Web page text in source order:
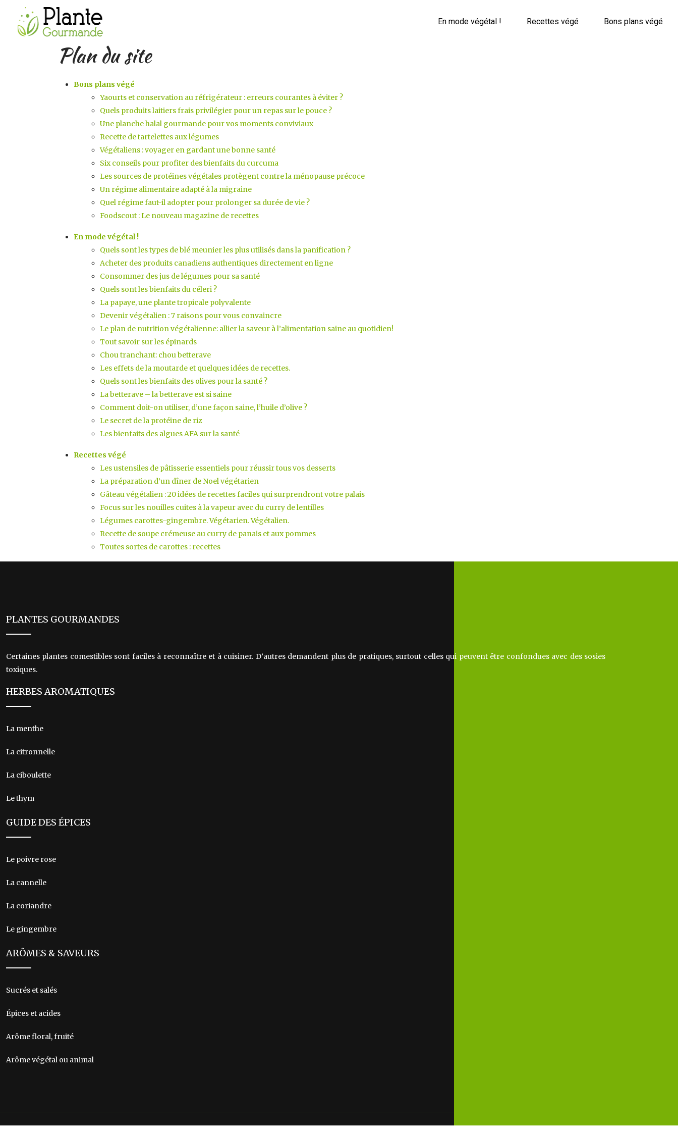
En mode végétal ! Recettes végé Bons plans végé
Plan du site
Bons plans végé
Yaourts et conservation au réfrigérateur : erreurs courantes à éviter ?
Quels produits laitiers frais privilégier pour un repas sur le pouce ?
Une planche halal gourmande pour vos moments conviviaux
Recette de tartelettes aux légumes
Végétaliens : voyager en gardant une bonne santé
Six conseils pour profiter des bienfaits du curcuma
Les sources de protéines végétales protègent contre la ménopause précoce
Un régime alimentaire adapté à la migraine
Quel régime faut-il adopter pour prolonger sa durée de vie ?
Foodscout : Le nouveau magazine de recettes
En mode végétal !
Quels sont les types de blé meunier les plus utilisés dans la panification ?
Acheter des produits canadiens authentiques directement en ligne
Consommer des jus de légumes pour sa santé
Quels sont les bienfaits du céleri ?
La papaye, une plante tropicale polyvalente
Devenir végétalien : 7 raisons pour vous convaincre
Le plan de nutrition végétalienne: allier la saveur à l’alimentation saine au quotidien!
Tout savoir sur les épinards
Chou tranchant: chou betterave
Les effets de la moutarde et quelques idées de recettes.
Quels sont les bienfaits des olives pour la santé ?
La betterave – la betterave est si saine
Comment doit-on utiliser, d’une façon saine, l’huile d’olive ?
Le secret de la protéine de riz
Les bienfaits des algues AFA sur la santé
Recettes végé
Les ustensiles de pâtisserie essentiels pour réussir tous vos desserts
La préparation d’un dîner de Noel végétarien
Gâteau végétalien : 20 idées de recettes faciles qui surprendront votre palais
Focus sur les nouilles cuites à la vapeur avec du curry de lentilles
Légumes carottes-gingembre. Végétarien. Végétalien.
Recette de soupe crémeuse au curry de panais et aux pommes
Toutes sortes de carottes : recettes
PLANTES GOURMANDES
Certaines plantes comestibles sont faciles à reconnaître et à cuisiner. D’autres demandent plus de pratiques, surtout celles qui peuvent être confondues avec des sosies
toxiques.
HERBES AROMATIQUES
La menthe
La citronnelle
La ciboulette
Le thym
GUIDE DES ÉPICES
Le poivre rose
La cannelle
La coriandre
Le gingembre
ARÔMES & SAVEURS
Sucrés et salés
Épices et acides
Arôme floral, fruité
Arôme végétal ou animal